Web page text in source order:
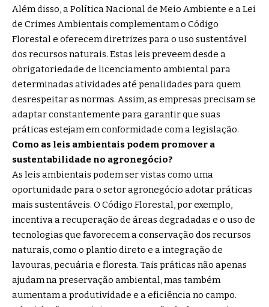
Além disso, a Política Nacional de Meio Ambiente e a Lei
de Crimes Ambientais complementam o Código
Florestal e oferecem diretrizes para o uso sustentável
dos recursos naturais. Estas leis preveem desde a
obrigatoriedade de licenciamento ambiental para
determinadas atividades até penalidades para quem
desrespeitar as normas. Assim, as empresas precisam se
adaptar constantemente para garantir que suas
práticas estejam em conformidade com a legislação.
Como as leis ambientais podem promover a
sustentabilidade no agronegócio?
As leis ambientais podem ser vistas como uma
oportunidade para o setor agronegócio adotar práticas
mais sustentáveis. O Código Florestal, por exemplo,
incentiva a recuperação de áreas degradadas e o uso de
tecnologias que favorecem a conservação dos recursos
naturais, como o plantio direto e a integração de
lavouras, pecuária e floresta. Tais práticas não apenas
ajudam na preservação ambiental, mas também
aumentam a produtividade e a eficiência no campo.